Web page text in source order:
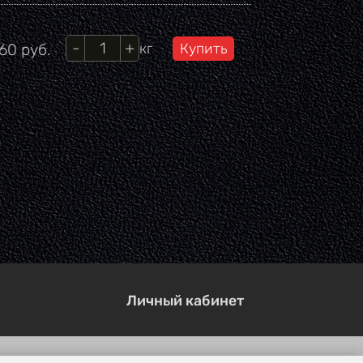
руб. Кол-во кг
Личный кабинет